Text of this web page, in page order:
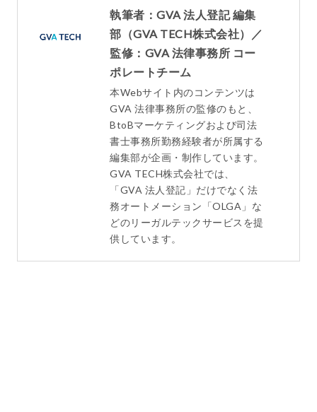
執筆者：GVA 法人登記 編集
部（GVA TECH株式会社）／
監修：GVA 法律事務所 コー
ポレートチーム
本Webサイト内のコンテンツは
GVA 法律事務所の監修のもと、
BtoBマーケティングおよび司法
書士事務所勤務経験者が所属する
編集部が企画・制作しています。
GVA TECH株式会社では、
「GVA 法人登記」だけでなく法
務オートメーション「OLGA」な
どのリーガルテックサービスを提
供しています。